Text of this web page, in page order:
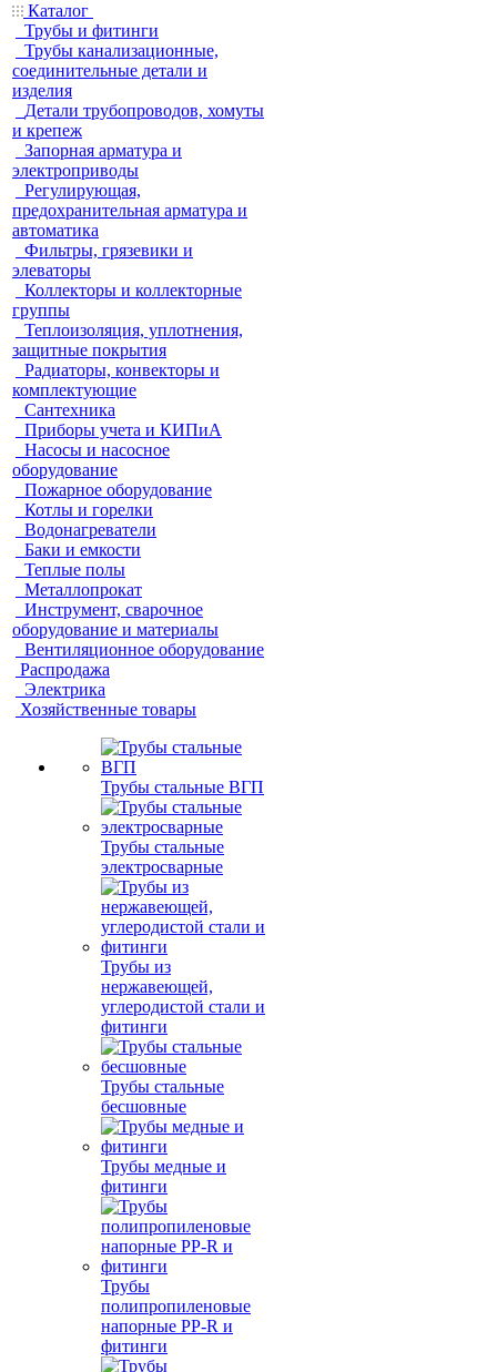
Каталог
Трубы и фитинги
Трубы канализационные,
соединительные детали и
изделия
Детали трубопроводов, хомуты
и крепеж
Запорная арматура и
электроприводы
Регулирующая,
предохранительная арматура и
автоматика
Фильтры, грязевики и
элеваторы
Коллекторы и коллекторные
группы
Теплоизоляция, уплотнения,
защитные покрытия
Радиаторы, конвекторы и
комплектующие
Сантехника
Приборы учета и КИПиА
Насосы и насосное
оборудование
Пожарное оборудование
Котлы и горелки
Водонагреватели
Баки и емкости
Теплые полы
Металлопрокат
Инструмент, сварочное
оборудование и материалы
Вентиляционное оборудование
Распродажа
Электрика
Хозяйственные товары
Трубы стальные ВГП
Трубы стальные
электросварные
Трубы из
нержавеющей,
углеродистой стали и
фитинги
Трубы стальные
бесшовные
Трубы медные и
фитинги
Трубы
полипропиленовые
напорные PP-R и
фитинги